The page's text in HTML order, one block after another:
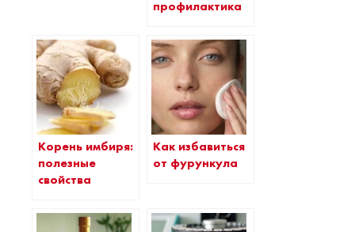
профилактика
Корень имбиря:
полезные
свойства
Как избавиться
от фурункула